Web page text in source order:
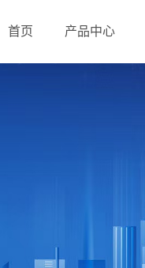
首页 产品中心